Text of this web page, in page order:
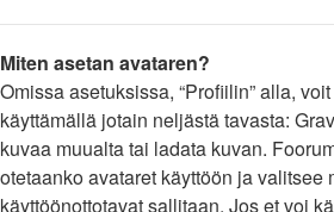
Miten asetan avataren?
Omissa asetuksissa, “Profiilin” alla,
käyttämällä jotain neljästä tavasta:
kuvaa muualta tai ladata kuvan.
otetaanko avataret käyttöön ja valitsee
käyttöönottotavat sallitaan. Jos et voi